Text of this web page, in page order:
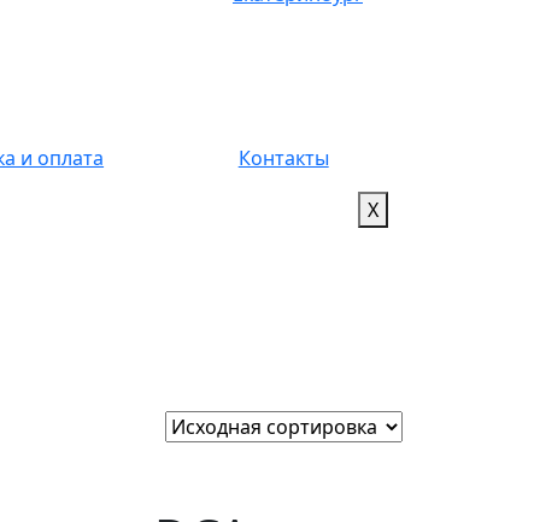
и оплата
Контакты
X